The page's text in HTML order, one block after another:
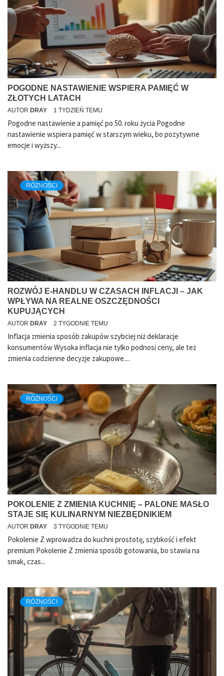
POGODNE NASTAWIENIE WSPIERA PAMIĘĆ W
ZŁOTYCH LATACH
AUTOR DRAY 1 TYDZIEŃ TEMU
Pogodne nastawienie a pamięć po 50. roku życia Pogodne
nastawienie wspiera pamięć w starszym wieku, bo pozytywne
emocje i wyższy...
RÓŻNOŚCI
ROZWÓJ E-HANDLU W CZASACH INFLACJI – JAK
WPŁYWA NA REALNE OSZCZĘDNOŚCI
KUPUJĄCYCH
AUTOR DRAY 2 TYGODNIE TEMU
Inflacja zmienia sposób zakupów szybciej niż deklaracje
konsumentów Wysoka inflacja nie tylko podnosi ceny, ale też
zmienia codzienne decyzje zakupowe....
RÓŻNOŚCI
POKOLENIE Z ZMIENIA KUCHNIĘ – PALONE MASŁO
STAJE SIĘ KULINARNYM NIEZBĘDNIKIEM
AUTOR DRAY 3 TYGODNIE TEMU
Pokolenie Z wprowadza do kuchni prostotę, szybkość i efekt
premium Pokolenie Z zmienia sposób gotowania, bo stawia na
smak, czas...
RÓŻNOŚCI